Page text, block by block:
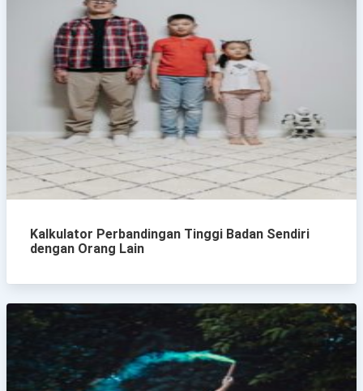
Kalkulator Perbandingan Tinggi Badan Sendiri
dengan Orang Lain